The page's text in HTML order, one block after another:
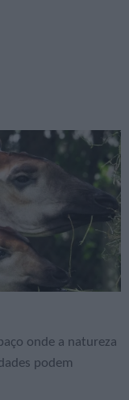
onde a natureza
podem